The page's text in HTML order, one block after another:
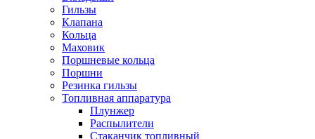
Гильзы
Клапана
Кольца
Маховик
Поршневые кольца
Поршни
Резинка гильзы
Топливная аппаратура
Плунжер
Распылители
Стаканчик топливный